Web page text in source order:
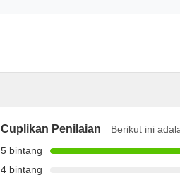
Cuplikan Penilaian
Berikut ini
5 bintang
4 bintang